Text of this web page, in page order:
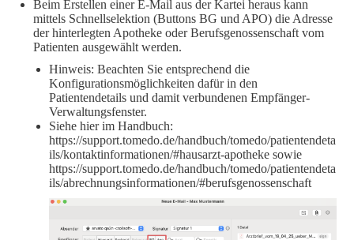
Beim Erstellen einer E-Mail aus der Kartei heraus kann
mittels Schnellselektion (Buttons BG und APO) die Adresse
der hinterlegten Apotheke oder Berufsgenossenschaft vom
Patienten ausgewählt werden.
Hinweis: Beachten Sie entsprechend die
Konfigurationsmöglichkeiten dafür in den
Patientendetails und damit verbundenen Empfänger-
Verwaltungsfenster.
Siehe hier im Handbuch:
https://support.tomedo.de/handbuch/tomedo/patientendeta
ils/kontaktinformationen/#hausarzt-apotheke sowie
https://support.tomedo.de/handbuch/tomedo/patientendeta
ils/abrechnungsinformationen/#berufsgenossenschaft